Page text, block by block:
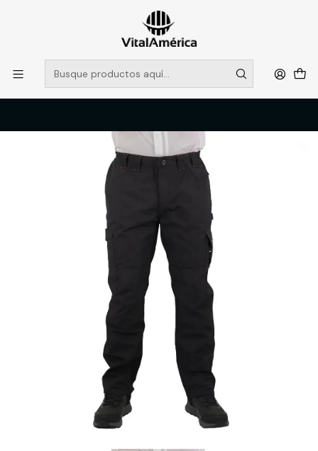
POR SISTEMA FRONTAL SOLO RETIROS EN TIENDA, DESDE
MUCHAS GRACIAS +569 5956 2237
Leer más
Catálogo
VESTIMENTA TECNICA Y CORPORATIVA
PANTALONES DE TRABAJO
PANTALON CARGO HW DAKOTA DARK SHADOW XXL